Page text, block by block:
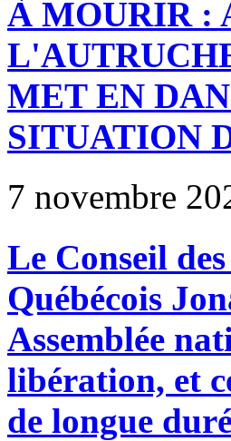
À MOURIR :
MET EN
SITUATION
7 novembre
Le Conseil
Québécois
Assemblée
libération, et
de longue